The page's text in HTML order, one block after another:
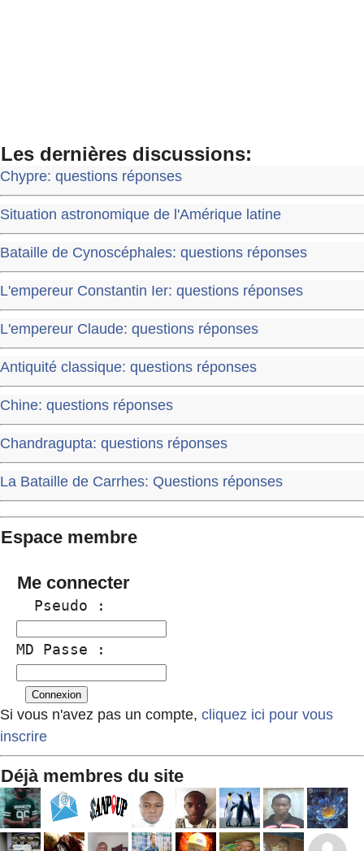
Les dernières discussions:
Chypre: questions réponses
Situation astronomique de l'Amérique latine
Bataille de Cynoscéphales: questions réponses
L'empereur Constantin Ier: questions réponses
L'empereur Claude: questions réponses
Antiquité classique: questions réponses
Chine: questions réponses
Chandragupta: questions réponses
La Bataille de Carrhes: Questions réponses
Espace membre
Me connecter
  Pseudo :
MD Passe :
Si vous n'avez pas un compte, cliquez ici pour vous
inscrire
Déjà membres du site